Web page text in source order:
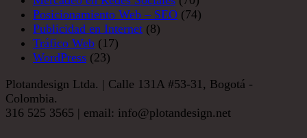
Posicionamiento Web – SEO (74)
Publicidad en Internet (8)
Tráfico Web (17)
WordPress (23)
Plotandesign Ltda. | Calle 131A #53-31, Bogotá -
Colombia.
316 525 3565 | email: info@plotandesign.net